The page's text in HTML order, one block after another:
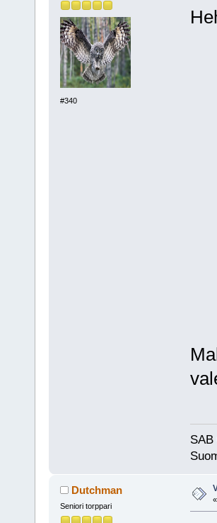
#340
SAB
Dutchman
Seniori torppari
«